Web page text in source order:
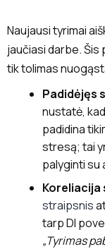
Naujausi tyrimai
jaučiasi darbe. Šis
tik tolimas
Padidėjęs
nustatė,
padidina
stresą; tai
palyginti su
Koreliacija
straipsnis
tarp DI
„Tyrimas